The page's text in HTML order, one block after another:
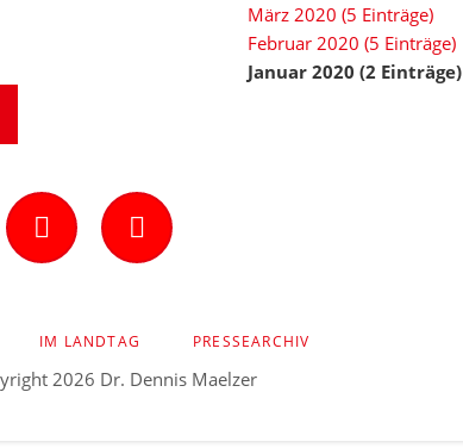
März 2020 (5 Einträge)
Februar 2020 (5 Einträge)
Januar 2020 (2 Einträge)
IM LANDTAG PRESSEARCHIV
2026 Dr. Dennis Maelzer